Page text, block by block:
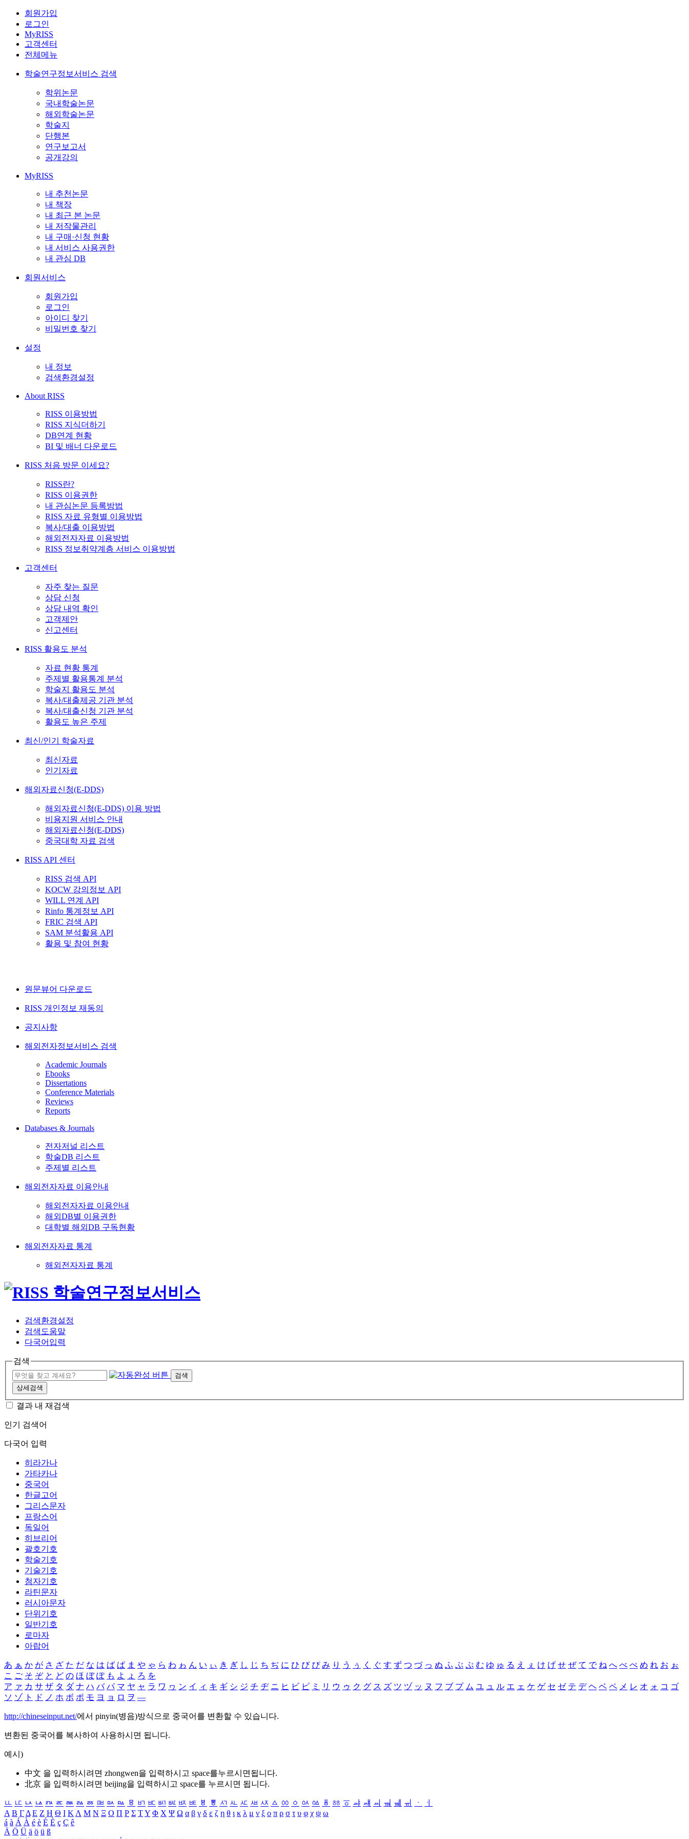
회원가입
로그인
MyRISS
고객센터
전체메뉴
학술연구정보서비스 검색
학위논문
국내학술논문
해외학술논문
학술지
단행본
연구보고서
공개강의
MyRISS
내 추천논문
내 책장
내 최근 본 논문
내 저작물관리
내 구매·신청 현황
내 서비스 사용권한
내 관심 DB
회원서비스
회원가입
로그인
아이디 찾기
비밀번호 찾기
설정
내 정보
검색환경설정
About RISS
RISS 이용방법
RISS 지식더하기
DB연계 현황
BI 및 배너 다운로드
RISS 처음 방문 이세요?
RISS란?
RISS 이용권한
내 관심논문 등록방법
RISS 자료 유형별 이용방법
복사/대출 이용방법
해외전자자료 이용방법
RISS 정보취약계층 서비스 이용방법
고객센터
자주 찾는 질문
상담 신청
상담 내역 확인
고객제안
신고센터
RISS 활용도 분석
자료 현황 통계
주제별 활용통계 분석
학술지 활용도 분석
복사/대출제공 기관 분석
복사/대출신청 기관 분석
활용도 높은 주제
최신/인기 학술자료
최신자료
인기자료
해외자료신청(E-DDS)
해외자료신청(E-DDS) 이용 방법
비용지원 서비스 안내
해외자료신청(E-DDS)
중국대학 자료 검색
RISS API 센터
RISS 검색 API
KOCW 강의정보 API
WILL 연계 API
Rinfo 통계정보 API
FRIC 검색 API
SAM 분석활용 API
활용 및 참여 현황
원문뷰어 다운로드
RISS 개인정보 재동의
공지사항
해외전자정보서비스 검색
Academic Journals
Ebooks
Dissertations
Conference Materials
Reviews
Reports
Databases & Journals
전자저널 리스트
학술DB 리스트
주제별 리스트
해외전자자료 이용안내
해외전자자료 이용안내
해외DB별 이용권한
대학별 해외DB 구독현황
해외전자자료 통계
해외전자자료 통계
검색환경설정
검색도움말
다국어입력
검색
검색
상세검색
결과 내 재검색
인기 검색어
다국어 입력
히라가나
가타카나
중국어
한글고어
그리스문자
프랑스어
독일어
히브리어
괄호기호
학술기호
기술기호
첨자기호
라틴문자
러시아문자
단위기호
일반기호
로마자
아랍어
あ ぁ か が さ ざ た だ な は ば ぱ ま や ゃ ら わ ゎ ん い ぃ き ぎ し じ ち ぢ に ひ び ぴ み り う ぅ く ぐ す ず つ づ っ ぬ ふ ぶ ぷ む ゆ ゅ る え ぇ け げ せ ぜ て で ね へ べ ぺ め れ お ぉ
こ ご そ ぞ と ど の ほ ぼ ぽ も よ ょ ろ を
ア ァ カ サ ザ タ ダ ナ ハ バ パ マ ヤ ャ ラ ワ ヮ ン イ ィ キ ギ シ ジ チ ヂ ニ ヒ ビ ピ ミ リ ウ ゥ ク グ ス ズ ツ ヅ ッ ヌ フ ブ プ ム ユ ュ ル エ ェ ケ ゲ セ ゼ テ デ ヘ ベ ペ メ レ オ ォ コ ゴ
ソ ゾ ト ド ノ ホ ボ ポ モ ヨ ョ ロ ヲ ―
http://chineseinput.net/에서 pinyin(병음)방식으로 중국어를 변환할 수 있습니다.
변환된 중국어를 복사하여 사용하시면 됩니다.
예시)
中文 을 입력하시려면 zhongwen을 입력하시고 space를누르시면됩니다.
北京 을 입력하시려면 beijing을 입력하시고 space를 누르시면 됩니다.
ㅥ ㅦ ㅧ ㅨ ㅩ ㅪ ㅫ ㅬ ㅭ ㅮ ㅯ ㅰ ㅱ ㅲ ㅳ ㅴ ㅵ ㅶ ㅷ ㅸ ㅹ ㅺ ㅻ ㅼ ㅽ ㅾ ㅿ ㆀ ㆁ ㆂ ㆃ ㆄ ㆅ ㆆ ㆇ ㆈ ㆉ ㆊ ㆋ ㆌ ㆍ
ㆎ
Α Β ΓΔ Ε Ζ Η Θ Ι ΚΛ Μ Ν Ξ Ο Π Ρ Σ ΤΥ Φ Χ Ψ Ω α β γ δ ε ζ η θ ι κ λ μ ν ξ ο π ρ σ τ υ φ χ ψ ω
á à Á À é è É È ç Ç ê
Ä Ö Ü ä ö ü ß